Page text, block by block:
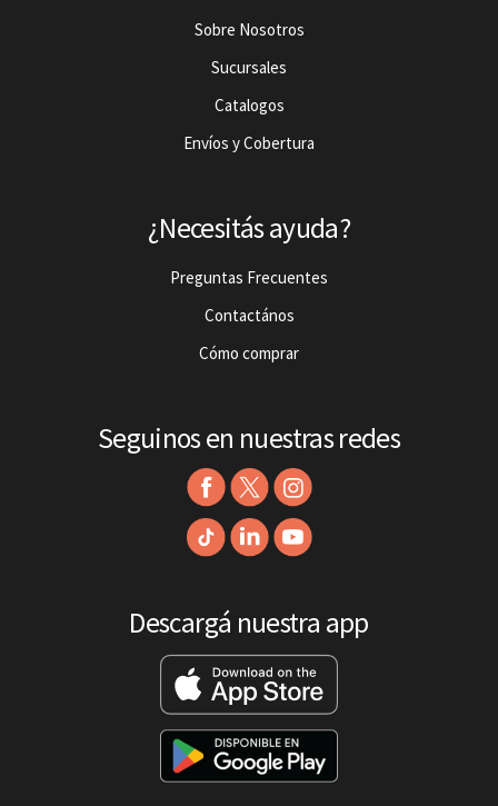
Sobre Nosotros
Sucursales
Catalogos
Envíos y Cobertura
¿Necesitás ayuda?
Preguntas Frecuentes
Contactános
Cómo comprar
Seguinos en nuestras redes
Descargá nuestra app